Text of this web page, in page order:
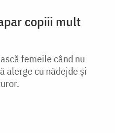
copiii mult
femeile când nu
alerge cu nădejde și